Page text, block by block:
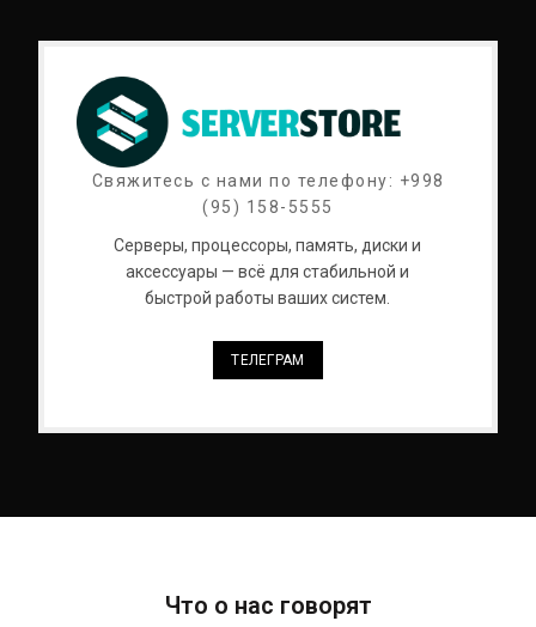
Свяжитесь с нами по телефону: +998
(95) 158-5555
Серверы, процессоры, память, диски и
аксессуары — всё для стабильной и
быстрой работы ваших систем.
ТЕЛЕГРАМ
Что о нас говорят